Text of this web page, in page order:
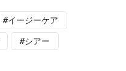
#イージーケア
#シアー